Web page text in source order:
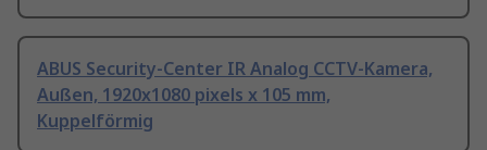
ABUS Security-Center IR Analog CCTV-Kamera,
Außen, 1920x1080 pixels x 105 mm,
Kuppelförmig